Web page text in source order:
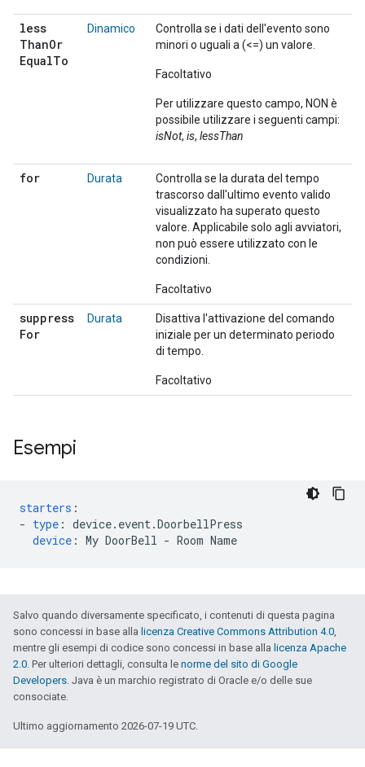
less
ThanOr
EqualTo
Dinamico
Controlla se i dati dell'evento sono
minori o uguali a (<=) un valore.
Facoltativo
Per utilizzare questo campo, NON è
possibile utilizzare i seguenti campi:
isNot, is, lessThan
for Durata
Controlla se la durata del tempo
trascorso dall'ultimo evento valido
visualizzato ha superato questo
valore. Applicabile solo agli avviatori,
non può essere utilizzato con le
condizioni.
Facoltativo
suppress
For
Durata
Disattiva l'attivazione del comando
iniziale per un determinato periodo
di tempo.
Facoltativo
Esempi
starters :
- type : device.event.DoorbellPress
device : My DoorBell - Room Name
Salvo quando diversamente specificato, i contenuti di questa pagina
sono concessi in base alla licenza Creative Commons Attribution 4.0,
mentre gli esempi di codice sono concessi in base alla licenza Apache
2.0. Per ulteriori dettagli, consulta le norme del sito di Google
Developers. Java è un marchio registrato di Oracle e/o delle sue
consociate.
Ultimo aggiornamento 2026-07-19 UTC.